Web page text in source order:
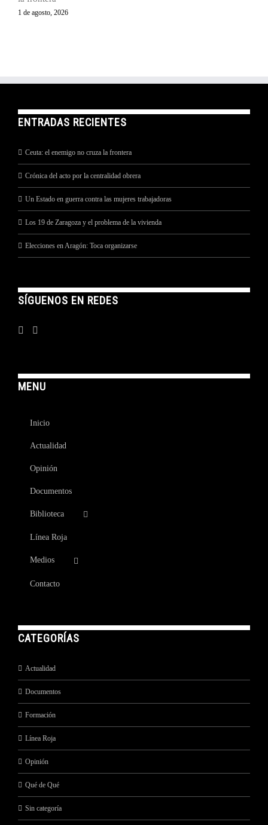
1 de agosto, 2026
ENTRADAS RECIENTES
Ceuta: el enemigo no cruza la frontera
Crónica del acto por la centralidad obrera
Un Estado en guerra contra las mujeres trabajadoras
Los 19 de Zaragoza y el problema de la vivienda
Elecciones en Aragón: Toca organizarse
SÍGUENOS EN REDES
MENU
Inicio
Actualidad
Opinión
Documentos
Biblioteca
Línea Roja
Medios
Contacto
CATEGORÍAS
Actualidad
Documentos
Formación
Línea Roja
Opinión
Qué de Qué
Sin categoría